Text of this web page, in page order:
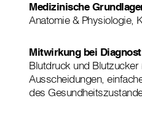
Medizinische
Anatomie & Physiologie,
Mitwirkung bei
Blutdruck und
Ausscheidungen,
des